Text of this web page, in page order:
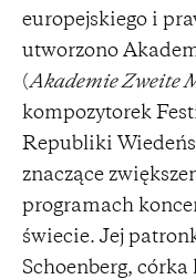
europejskiego i
utworzono
(Akademie Zweite
kompozytorek
Republiki
znaczące
programach
świecie. Jej
Schoenberg,